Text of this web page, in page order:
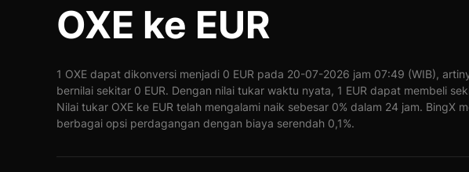
OXE ke EUR
1 OXE dapat dikonversi menjadi 0 EUR pada 20-07-2026 jam 07:49 (WIB),
bernilai sekitar 0 EUR. Dengan nilai tukar waktu nyata, 1 EUR dapat membeli
Nilai tukar OXE ke EUR telah mengalami naik sebesar 0% dalam 24 jam. BingX
berbagai opsi perdagangan dengan biaya serendah 0,1%.